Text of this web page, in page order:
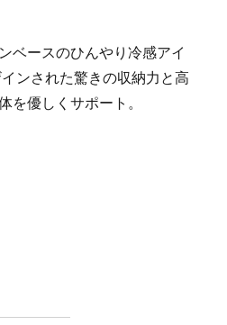
ベースのひんやり冷感アイ
ンされた驚きの収納力と高
を優しくサポート。